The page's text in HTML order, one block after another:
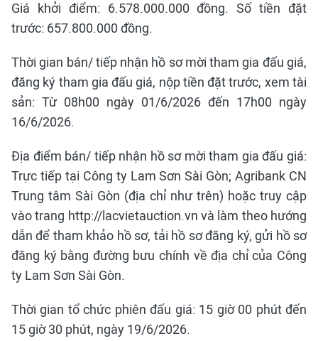
Giá khởi điểm: 6.578.000.000 đồng. Số tiền đặt
trước: 657.800.000 đồng.
Thời gian bán/ tiếp nhận hồ sơ mời tham gia đấu giá,
đăng ký tham gia đấu giá, nộp tiền đặt trước, xem tài
sản: Từ 08h00 ngày 01/6/2026 đến 17h00 ngày
16/6/2026.
Địa điểm bán/ tiếp nhận hồ sơ mời tham gia đấu giá:
Trực tiếp tại Công ty Lam Sơn Sài Gòn; Agribank CN
Trung tâm Sài Gòn (địa chỉ như trên) hoặc truy cập
vào trang http://lacvietauction.vn và làm theo hướng
dẫn để tham khảo hồ sơ, tải hồ sơ đăng ký, gửi hồ sơ
đăng ký bằng đường bưu chính về địa chỉ của Công
ty Lam Sơn Sài Gòn.
Thời gian tổ chức phiên đấu giá: 15 giờ 00 phút đến
15 giờ 30 phút, ngày 19/6/2026.